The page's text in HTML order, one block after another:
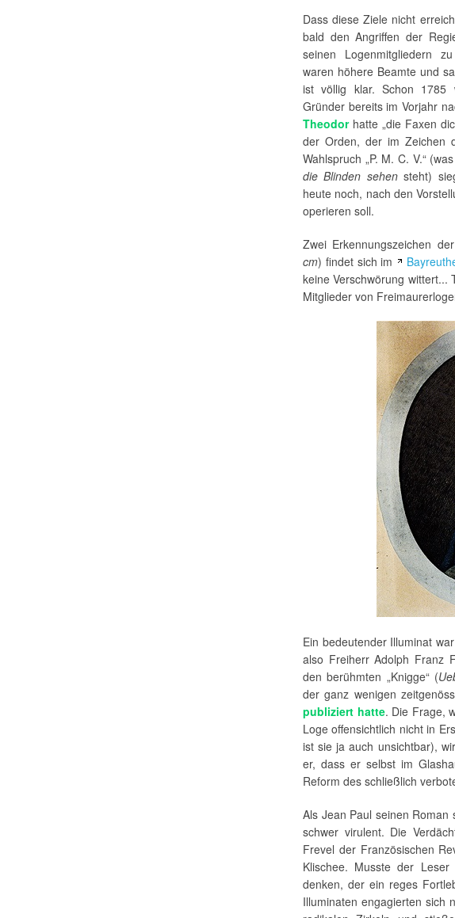
Dass diese Ziele nicht
bald den Angriffen der
seinen Logenmitgliedern
waren höhere Beamte und
ist völlig klar. Schon 1785
Gründer bereits im Vorjahr
Theodorhatte „die Faxen
der Orden, der im Zeichen
Wahlspruch „P. M. C. V.“
die Blinden sehensteht)
heute noch, nach den
operieren soll.
Zwei Erkennungszeichen
cm) findet sich im
keine Verschwörung wittert...
Mitglieder von
Ein bedeutender Illuminat
also Freiherr Adolph Franz
den berühmten „Knigge“ (
der ganz wenigen
publiziert hatte. Die Frage,
Loge offensichtlich nicht in
ist sie ja auch unsichtbar),
er, dass er selbst im
Reform des schließlich
Als Jean Paul seinen Roman
schwer virulent. Die
Frevel der Französischen
Klischee. Musste der
denken, der ein reges
Illuminaten engagierten sich